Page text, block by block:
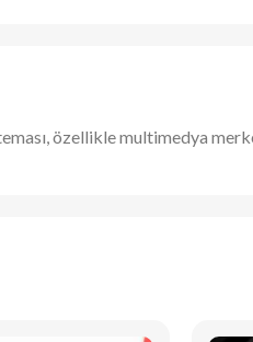
özellikle multimedya